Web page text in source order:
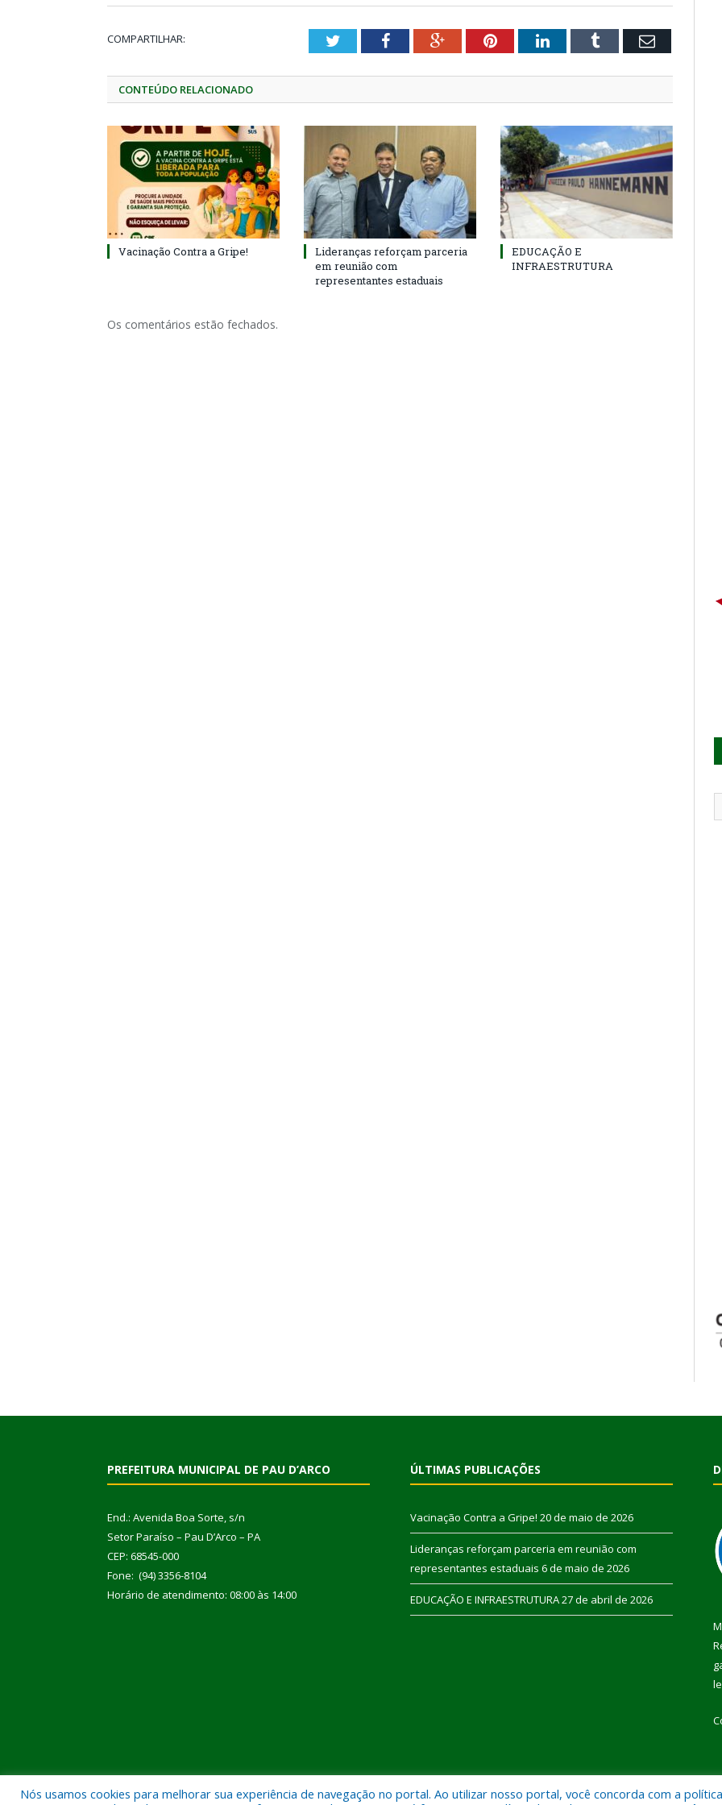
COMPARTILHAR: TwitterFacebookGoogle+PinterestLinkedInTumblr Email
CONTEÚDO RELACIONADO
Vacinação Contra a Gripe!
Lideranças reforçam parceria
em reunião com
representantes estaduais
EDUCAÇÃO E
INFRAESTRUTURA
Os comentários estão fechados.
PREFEITURA MUNICIPAL DE PAU D’ARCO
End.: Avenida Boa Sorte, s/n
Setor Paraíso – Pau D’Arco – PA
CEP: 68545-000
Fone: (94) 3356-8104
Horário de atendimento: 08:00 às 14:00
ÚLTIMAS PUBLICAÇÕES
Vacinação Contra a Gripe! 20 de maio de 2026
Lideranças reforçam parceria em reunião com
representantes estaduais 6 de maio de 2026
EDUCAÇÃO E INFRAESTRUTURA27 de abril de 2026
Nós usamos cookies para melhorar sua experiência de navegação no portal. Ao utilizar nosso portal, você concorda com a